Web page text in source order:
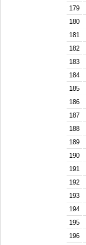
179
180
181
182
183
184
185
186
187
188
189
190
191
192
193
194
195
196